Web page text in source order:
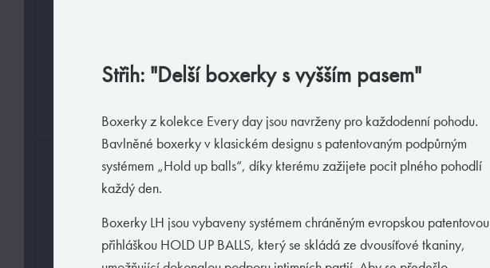
Střih: "Delší boxerky s vyšším pasem"
Boxerky z kolekce Every day jsou navrženy pro každodenní pohodu.
Bavlněné boxerky v klasickém designu s patentovaným podpůrným
systémem „Hold up balls“, díky kterému zažijete pocit plného pohodlí
každý den.
Boxerky LH jsou vybaveny systémem chráněným evropskou patentovou
přihláškou HOLD UP BALLS, který se skládá ze dvousíťové tkaniny,
2XL
BARVY